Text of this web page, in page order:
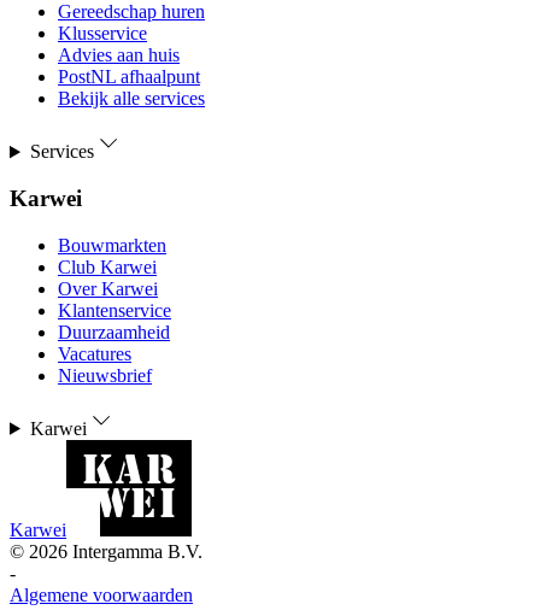
Gereedschap huren
Klusservice
Advies aan huis
PostNL afhaalpunt
Bekijk alle services
Services
Karwei
Bouwmarkten
Club Karwei
Over Karwei
Klantenservice
Duurzaamheid
Vacatures
Nieuwsbrief
Karwei
Karwei
© 2026 Intergamma B.V.
-
Algemene voorwaarden